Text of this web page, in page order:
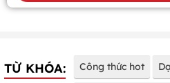
TỪ KHÓA: Công thức hot